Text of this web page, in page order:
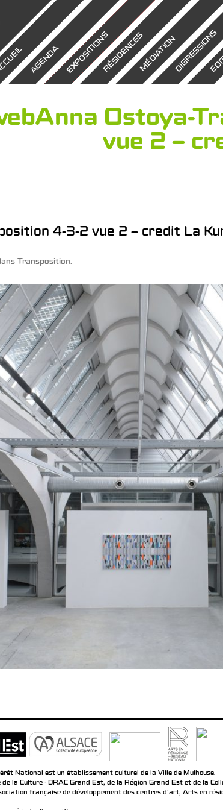
AGENDAEXPOSITIONSRÉSIDENCESMÉDIATIONDIGRESSIONS
Ostoya-
vue 2 –
4-3-2 vue 2 – credit La
Transposition.
National est un établissement culturel de la Ville de Mulhouse.
la Culture - DRAC Grand Est, de la Région Grand Est et de la
française de développement des centres d'art, Arts en